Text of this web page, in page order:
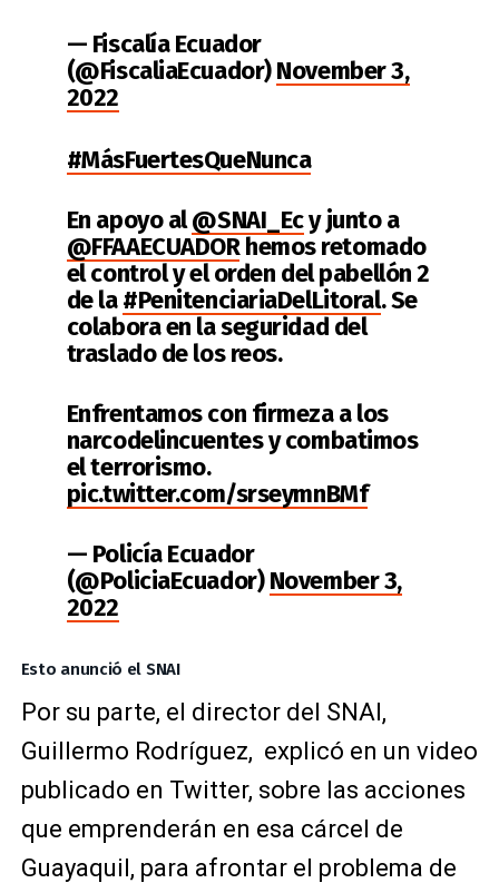
— Fiscalía Ecuador
(@FiscaliaEcuador)November 3,
2022
#MásFuertesQueNunca
En apoyo al@SNAI_Ecy junto a
@FFAAECUADORhemos retomado
el control y el orden del pabellón 2
de la#PenitenciariaDelLitoral. Se
colabora en la seguridad del
traslado de los reos.
Enfrentamos con firmeza a los
narcodelincuentes y combatimos
el terrorismo.
pic.twitter.com/srseymnBMf
— Policía Ecuador
(@PoliciaEcuador)November 3,
2022
Esto anunció el SNAI
Por su parte, el director del SNAI,
Guillermo Rodríguez, explicó en un video
publicado en Twitter, sobre las acciones
que emprenderán en esa cárcel de
Guayaquil, para afrontar el problema de